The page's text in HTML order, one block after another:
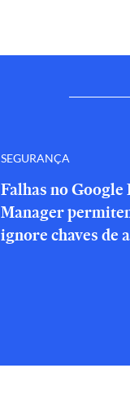
SEGURANÇA
Falhas no Google
Manager
ignore chaves de